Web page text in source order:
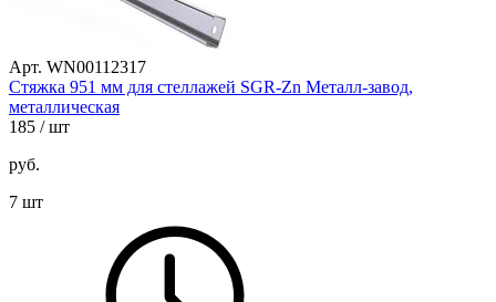
Арт. WN00112317
Стяжка 951 мм для стеллажей SGR-Zn Металл-завод,
металлическая
185 / шт
руб.
7 шт